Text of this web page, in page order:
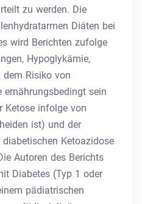
zu werden. Die
Diäten bei
wird Berichten zufolge
Hypoglykämie,
Risiko von
ernährungsbedingt sein
Ketose infolge von
ist) und der
Ketoazidose
Autoren des Berichts
Diabetes (Typ 1 oder
pädiatrischen